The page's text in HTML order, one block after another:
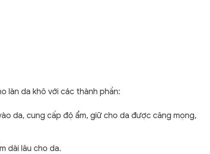
làn da khô với các thành phần:
da, cung cấp độ ẩm, giữ cho da được căng mọng,
dài lâu cho da.